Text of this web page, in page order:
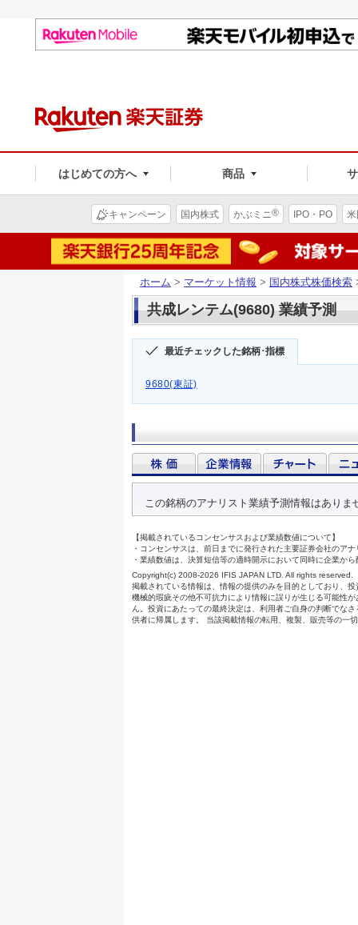
はじめての方へ 商品
キャンペーン 国内株式 かぶミニ® IPO・PO
ホーム > マーケット情報 > 国内株式株価検索
共成レンテム(9680) 業績予測
最近チェックした銘柄･指標
9680(東証)